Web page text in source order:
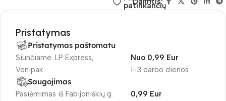
patinkančių
Pristatymas
Pristatymas paštomatu
Siunčiame: LP Express,
Venipak
1-3 darbo dienos
Nuo 0,99 Eur
Saugojimas
Pasiėmimas iš Fabijoniškių g.
0,99 Eur